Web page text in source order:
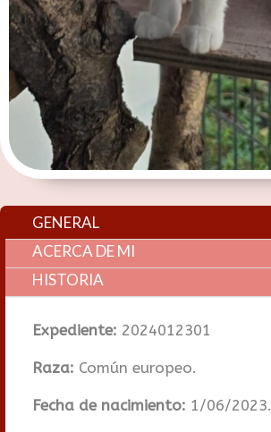
GENERAL
ACERCA DE MI
HISTORIA
Expediente: 2024012301
Raza: Común europeo.
Fecha de nacimiento: 1/06/2023.